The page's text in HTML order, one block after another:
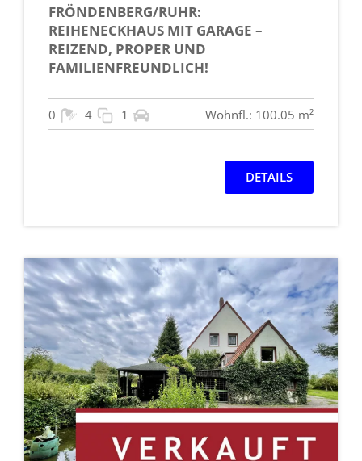
FRÖNDENBERG/RUHR:
REIHENECKHAUS MIT GARAGE –
REIZEND, PROPER UND
FAMILIENFREUNDLICH!
0 4 1 Wohnfl.: 100.05 m²
DETAILS